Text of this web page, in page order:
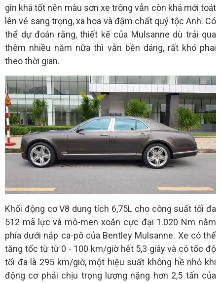
gìn khá tốt nên màu sơn xe trông vẫn còn khá mới toát
lên vẻ sang trọng, xa hoa và đậm chất quý tộc Anh. Có
thể dự đoán rằng, thiết kế của Mulsanne dù trải qua
thêm nhiều năm nữa thì vẫn bền dáng, rất khó phai
theo thời gian.
Khối động cơ V8 dung tích 6,75L cho công suất tối đa
512 mã lực và mô-men xoắn cực đại 1.020 Nm nằm
phía dưới nắp ca-pô của Bentley Mulsanne. Xe có thể
tăng tốc từ từ 0 - 100 km/giờ hết 5,3 giây và có tốc độ
tối đa là 295 km/giờ, một hiệu suất không hề nhỏ khi
động cơ phải chịu trọng lượng nặng hơn 2,5 tấn của